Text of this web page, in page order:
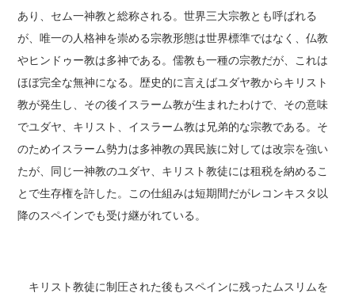
あり、セム一神教と総称される。世界三大宗教とも呼ばれる
が、唯一の人格神を崇める宗教形態は世界標準ではなく、仏教
やヒンドゥー教は多神である。儒教も一種の宗教だが、これは
ほぼ完全な無神になる。歴史的に言えばユダヤ教からキリスト
教が発生し、その後イスラーム教が生まれたわけで、その意味
でユダヤ、キリスト、イスラーム教は兄弟的な宗教である。そ
のためイスラーム勢力は多神教の異民族に対しては改宗を強い
たが、同じ一神教のユダヤ、キリスト教徒には租税を納めるこ
とで生存権を許した。この仕組みは短期間だがレコンキスタ以
降のスペインでも受け継がれている。
キリスト教徒に制圧された後もスペインに残ったムスリムを